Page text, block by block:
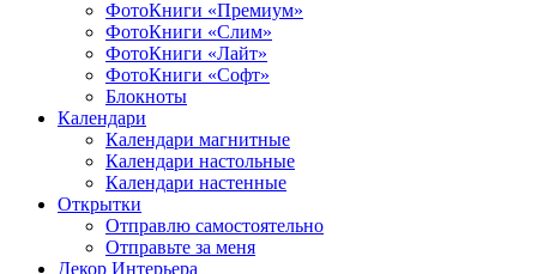
ФотоКниги «Премиум»
ФотоКниги «Слим»
ФотоКниги «Лайт»
ФотоКниги «Софт»
Блокноты
Календари
Календари магнитные
Календари настольные
Календари настенные
Открытки
Отправлю самостоятельно
Отправьте за меня
Декор Интерьера